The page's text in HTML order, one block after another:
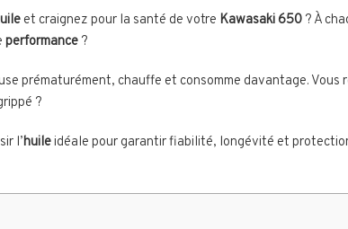
et craignez pour la santé de votre Kawasaki 650 ? À
performance ?
prématurément, chauffe et consomme davantage.
?
l’huileidéale pour garantir fiabilité, longévité et